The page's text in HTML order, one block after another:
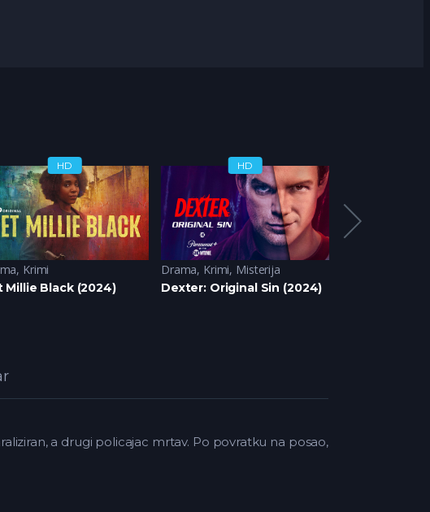
HD
, Krimi
Millie Black (2024)
HD
Drama, Krimi, Misterija
Dexter: Original Sin (2024)
a drugi policajac mrtav. Po povratku na posao,